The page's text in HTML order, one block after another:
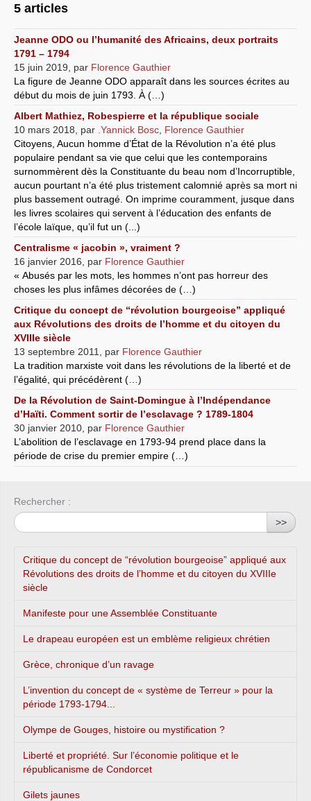
5 articles
Jeanne ODO ou l’humanité des Africains, deux portraits
1791 – 1794
15 juin 2019
par Florence Gauthier
La figure de Jeanne ODO apparaît dans les sources écrites au
début du mois de juin 1793. À (…)
Albert Mathiez, Robespierre et la république sociale
10 mars 2018
par .Yannick Bosc Florence Gauthier
Citoyens, Aucun homme d’État de la Révolution n’a été plus
populaire pendant sa vie que celui que les contemporains
surnommèrent dès la Constituante du beau nom d’Incorruptible,
aucun pourtant n’a été plus tristement calomnié après sa mort ni
plus bassement outragé. On imprime couramment, jusque dans
les livres scolaires qui servent à l’éducation des enfants de
l’école laïque, qu’il fut un (...)
Centralisme « jacobin », vraiment ?
16 janvier 2016
par Florence Gauthier
« Abusés par les mots, les hommes n’ont pas horreur des
choses les plus infâmes décorées de (…)
Critique du concept de “révolution bourgeoise” appliqué
aux Révolutions des droits de l’homme et du citoyen du
XVIIIe siècle
13 septembre 2011
par Florence Gauthier
La tradition marxiste voit dans les révolutions de la liberté et de
l’égalité, qui précédèrent (…)
De la Révolution de Saint-Domingue à l’Indépendance
d’Haïti. Comment sortir de l’esclavage ? 1789-1804
30 janvier 2010 par Florence Gauthier
L’abolition de l’esclavage en 1793-94 prend place dans la
période de crise du premier empire (…)
Rechercher :
>>
Critique du concept de “révolution bourgeoise” appliqué aux
Révolutions des droits de l’homme et du citoyen du XVIIIe
siècle
Manifeste pour une Assemblée Constituante
Le drapeau européen est un emblème religieux chrétien
Grèce, chronique d’un ravage
L’invention du concept de « système de Terreur » pour la
période 1793-1794...
Olympe de Gouges, histoire ou mystification ?
Liberté et propriété. Sur l’économie politique et le
républicanisme de Condorcet
Gilets jaunes